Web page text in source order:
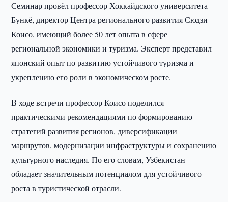
Семинар провёл профессор Хоккайдского университета
Бункё, директор Центра регионального развития Сюдзи
Коисо, имеющий более 50 лет опыта в сфере
региональной экономики и туризма. Эксперт представил
японский опыт по развитию устойчивого туризма и
укреплению его роли в экономическом росте.
В ходе встречи профессор Коисо поделился
практическими рекомендациями по формированию
стратегий развития регионов, диверсификации
маршрутов, модернизации инфраструктуры и сохранению
культурного наследия. По его словам, Узбекистан
обладает значительным потенциалом для устойчивого
роста в туристической отрасли.